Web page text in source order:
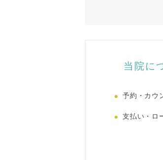
当院に
予約・カウ
支払い・ロ